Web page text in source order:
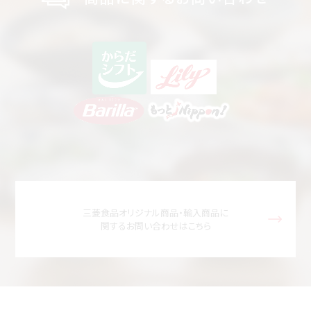
三菱食品オリジナル商品・輸入商品に
関するお問い合わせはこちら